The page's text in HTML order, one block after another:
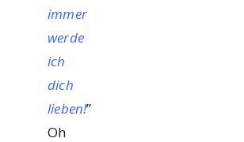
immer
werde
ich
dich
lieben!”
Oh